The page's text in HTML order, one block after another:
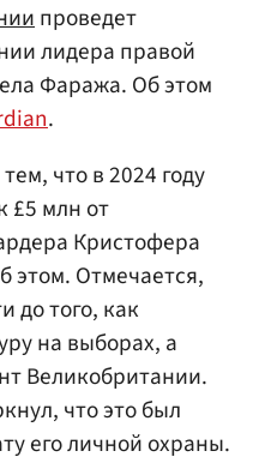
проведет
лидера правой
Фаража. Об этом
.
что в 2024 году
£5 млн от
Кристофера
этом. Отмечается,
до того, как
на выборах, а
Великобритании.
что это был
его личной охраны.